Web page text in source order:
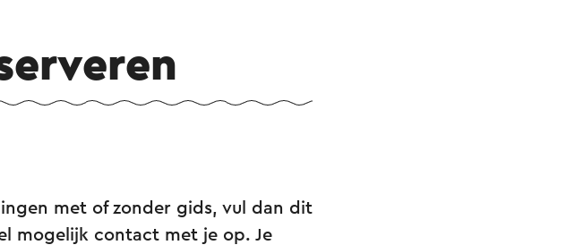
met of zonder gids, vul dan dit
mogelijk contact met je op. Je